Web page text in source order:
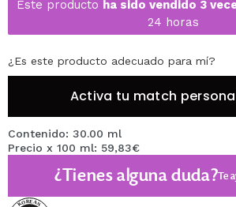
Este producto ha sido vendido 3
24 horas
¿Es este producto adecuado para mí?
Activa tu match
Contenido: 30.00 ml
Precio x 100 ml: 59,83€
¿Tienes alguna duda?Te